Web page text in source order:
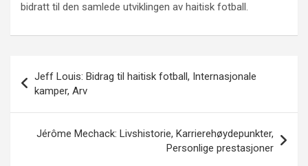
bidratt til den samlede utviklingen av haitisk fotball.
navigation
Jeff Louis: Bidrag til haitisk fotball, Internasjonale
kamper, Arv
Jérôme Mechack: Livshistorie, Karrierehøydepunkter,
Personlige prestasjoner